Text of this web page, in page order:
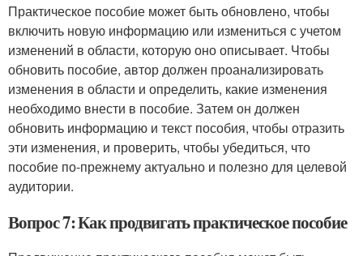
Практическое пособие может быть обновлено, чтобы
включить новую информацию или измениться с учетом
изменений в области, которую оно описывает. Чтобы
обновить пособие, автор должен проанализировать
изменения в области и определить, какие изменения
необходимо внести в пособие. Затем он должен
обновить информацию и текст пособия, чтобы отразить
эти изменения, и проверить, чтобы убедиться, что
пособие по-прежнему актуально и полезно для целевой
аудитории.
Вопрос 7: Как продвигать практическое пособие